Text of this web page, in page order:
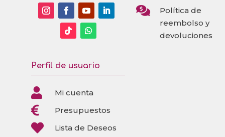

Política de
reembolso y
devoluciones
Perfil de usuario
 Mi cuenta
 Presupuestos
 Lista de Deseos